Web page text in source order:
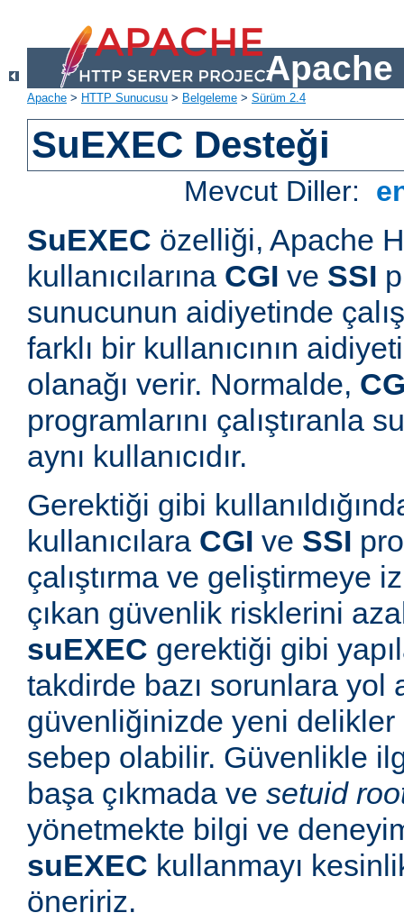
Apache
Apache > HTTP Sunucusu > Belgeleme > Sürüm 2.4
SuEXEC Desteği
Mevcut Diller:
SuEXEC özelliği, Apache
kullanıcılarına CGI ve SSI
sunucunun aidiyetinde
farklı bir kullanıcının
olanağı verir. Normalde,
programlarını çalıştıranla
aynı kullanıcıdır.
Gerektiği gibi
kullanıcılara CGI ve SSI
çalıştırma ve geliştirmeye
çıkan güvenlik risklerini
suEXEC gerektiği gibi
takdirde bazı sorunlara yol
güvenliğinizde yeni delikler
sebep olabilir. Güvenlikle
başa çıkmada ve setuid
yönetmekte bilgi ve
suEXEC kullanmayı
öneririz.